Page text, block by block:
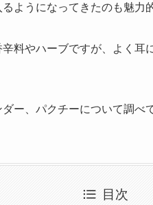
ようになってきたのも魅力
料やハーブですが、よく耳
ー、パクチーについて調べ
目次